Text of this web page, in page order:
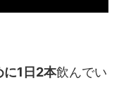
に1日2本飲んでい